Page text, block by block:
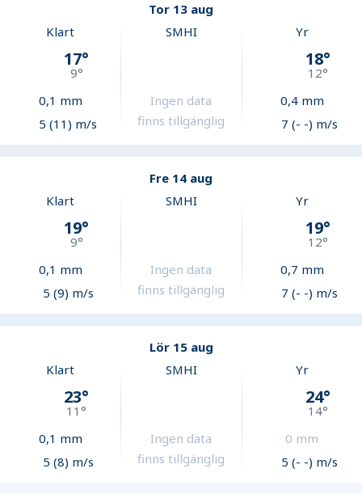
Tor 13 aug
Klart
17°
9°
0,1 mm
5 (11) m/s
SMHI
Ingen data
finns tillgänglig
Yr
18°
12°
0,4mm
7 (- -) m/s
Fre 14 aug
Klart
19°
9°
0,1 mm
5 (9) m/s
SMHI
Ingen data
finns tillgänglig
Yr
19°
12°
0,7 mm
7 (- -) m/s
Lör 15 aug
Klart
23°
11°
0,1 mm
5 (8) m/s
SMHI
Ingen data
finns tillgänglig
Yr
24°
14°
0 mm
5 (- -) m/s